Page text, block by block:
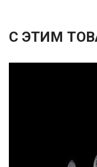
С ЭТИМ